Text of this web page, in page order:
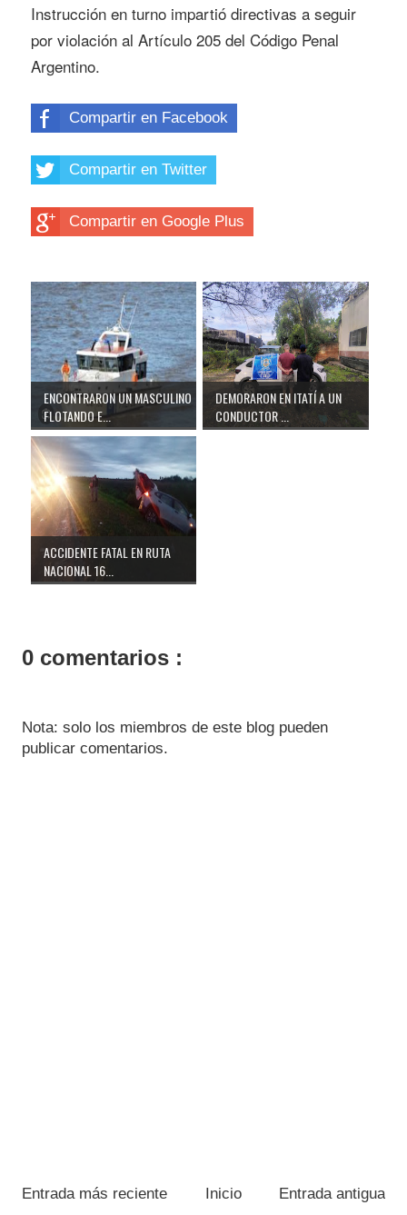
Instrucción en turno impartió directivas a seguir
por violación al Artículo 205 del Código Penal
Argentino.
Compartir en Facebook
Compartir en Twitter
Compartir en Google Plus
ENCONTRARON UN MASCULINO
FLOTANDO E...
DEMORARON EN ITATÍ A UN
CONDUCTOR ...
ACCIDENTE FATAL EN RUTA
NACIONAL 16...
0 comentarios :
Nota: solo los miembros de este blog pueden
publicar comentarios.
Entrada más reciente Entrada antigua
Inicio